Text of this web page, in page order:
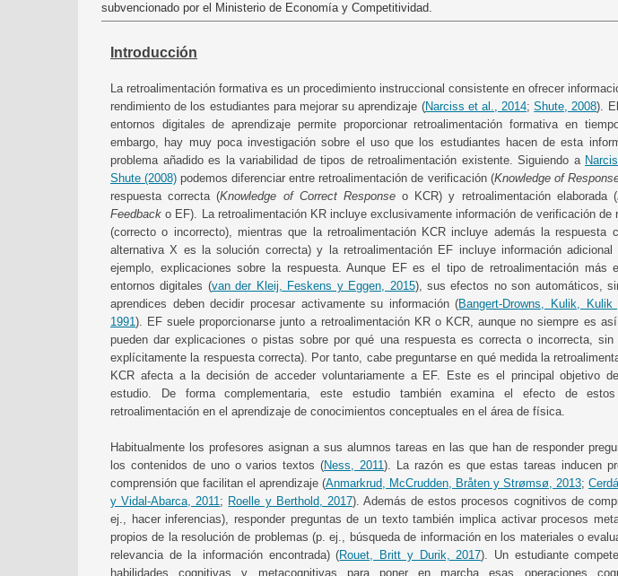
subvencionado por el Ministerio de Economía y Competitividad.
Introducción
La retroalimentación formativa es un procedimiento instruccional consistente en ofrecer
rendimiento de los estudiantes para mejorar su aprendizaje (Narciss et al., 2014;Shute, 2008).
entornos digitales de aprendizaje permite proporcionar retroalimentación formativa en
embargo, hay muy poca investigación sobre el uso que los estudiantes hacen de esta
problema añadido es la variabilidad de tipos de retroalimentación existente. Siguiendo a
Shute (2008) podemos diferenciar entre retroalimentación de verificación (Knowledge of
respuesta correcta (Knowledge of Correct Responseo KCR) y retroalimentación elaborada (
Feedback o EF). La retroalimentación KR incluye exclusivamente información de verificación de
(correcto o incorrecto), mientras que la retroalimentación KCR incluye además la respuesta
alternativa X es la solución correcta) y la retroalimentación EF incluye información adicional
ejemplo, explicaciones sobre la respuesta. Aunque EF es el tipo de retroalimentación más
entornos digitales (van der Kleij, Feskens y Eggen, 2015), sus efectos no son automáticos,
aprendices deben decidir procesar activamente su información (Bangert-Drowns, Kulik, Kulik
1991). EF suele proporcionarse junto a retroalimentación KR o KCR, aunque no siempre es
pueden dar explicaciones o pistas sobre por qué una respuesta es correcta o incorrecta, sin
explícitamente la respuesta correcta). Por tanto, cabe preguntarse en qué medida la
KCR afecta a la decisión de acceder voluntariamente a EF. Este es el principal objetivo
estudio. De forma complementaria, este estudio también examina el efecto de
retroalimentación en el aprendizaje de conocimientos conceptuales en el área de física.
Habitualmente los profesores asignan a sus alumnos tareas en las que han de responder
los contenidos de uno o varios textos (Ness, 2011). La razón es que estas tareas inducen
comprensión que facilitan el aprendizaje (Anmarkrud, McCrudden, Bråten y Strømsø, 2013;
y Vidal-Abarca, 2011; Roelle y Berthold, 2017). Además de estos procesos cognitivos de
ej., hacer inferencias), responder preguntas de un texto también implica activar procesos
propios de la resolución de problemas (p. ej., búsqueda de información en los materiales o
relevancia de la información encontrada) (Rouet, Britt y Durik, 2017). Un estudiante
habilidades cognitivas y metacognitivas para poner en marcha esas operaciones